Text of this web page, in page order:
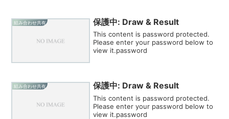
組み合わせ共有 保護中: Draw & Result
This content is password protected.
Please enter your password below to
view it.password
組み合わせ共有 保護中: Draw & Result
This content is password protected.
Please enter your password below to
view it.password